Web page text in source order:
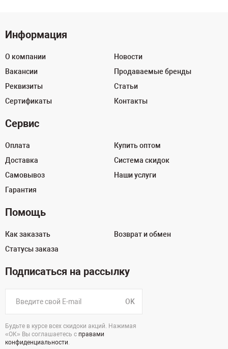
Информация
О компании
Вакансии
Реквизиты
Сертификаты
Новости
Продаваемые бренды
Статьи
Контакты
Сервис
Оплата
Доставка
Самовывоз
Гарантия
Купить оптом
Система скидок
Наши услуги
Помощь
Как заказать
Статусы заказа
Возврат и обмен
Подписаться на рассылку
OK
Будьте в курсе всех скидоки акций. Нажимая
«ОК» Вы соглашаетесь с правами
конфиденциальности.